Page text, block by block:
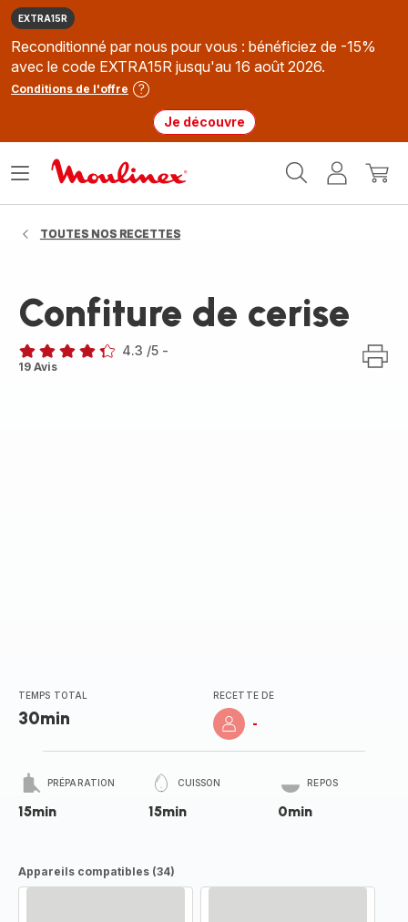
EXTRA15R
Reconditionné par nous pour vous : bénéficiez de -15%
avec le code EXTRA15R jusqu'au 16 août 2026.
Conditions de l'offre
Je découvre
MonMon
Ouvrir
TOUTES NOS RECETTES
Confiture de cerise
ratings.4.3
4.3 /5 -
19 Avis
TEMPS TOTAL
30min
RECETTE DE
-
PRÉPARATION
15min
CUISSON
15min
REPOS
0min
Appareils compatibles (34)